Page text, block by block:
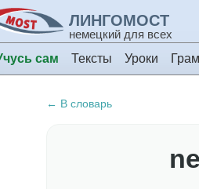
ЛИНГОМОСТ
немецкий для всех
сам Тексты Уроки
← В словарь